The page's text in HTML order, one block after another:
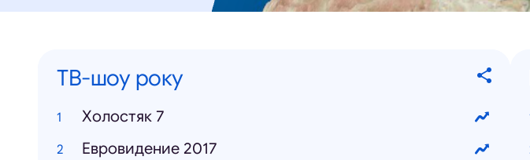
ТВ-шоу року
Холостяк 7
Евровидение 2017